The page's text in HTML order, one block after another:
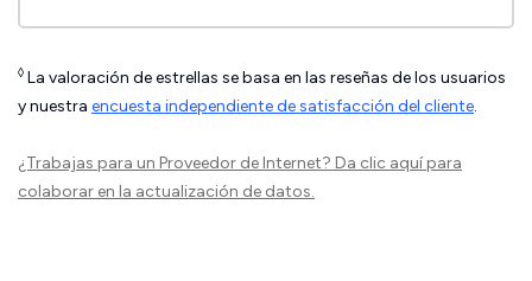
◊ La valoración de estrellas se basa en las reseñas de los usuarios
y nuestra encuesta independiente de satisfacción del cliente.
¿Trabajas para un Proveedor de Internet? Da clic aquípara
colaborar en la actualización de datos.